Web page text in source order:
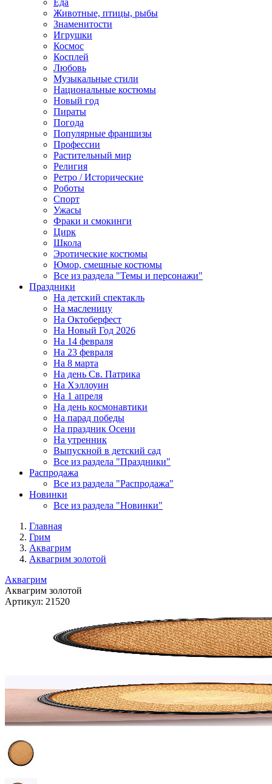
Еда
Животные, птицы, рыбы
Знаменитости
Игрушки
Космос
Косплей
Любовь
Музыкальные стили
Национальные костюмы
Новый год
Пираты
Погода
Популярные франшизы
Профессии
Растительный мир
Религия
Ретро / Исторические
Роботы
Спорт
Ужасы
Фраки и смокинги
Цирк
Школа
Эротические костюмы
Юмор, смешные костюмы
Все из раздела "Темы и персонажи"
Праздники
На детский спектакль
На масленицу
На Октоберфест
На Новый Год 2026
На 14 февраля
На 23 февраля
На 8 марта
На день Св. Патрика
На Хэллоуин
На 1 апреля
На день космонавтики
На парад победы
На праздник Осени
На утренник
Выпускной в детский сад
Все из раздела "Праздники"
Распродажа
Все из раздела "Распродажа"
Новинки
Все из раздела "Новинки"
Главная
Грим
Аквагрим
Аквагрим золотой
Аквагрим
Аквагрим золотой
Артикул: 21520